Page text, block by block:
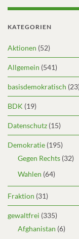
KATEGORIEN
Aktionen (52)
Allgemein (541)
basisdemokratisch
BDK (19)
Datenschutz (15)
Demokratie (195)
Gegen Rechts (32)
Wahlen (64)
Fraktion (31)
gewaltfrei (335)
Afghanistan (6)